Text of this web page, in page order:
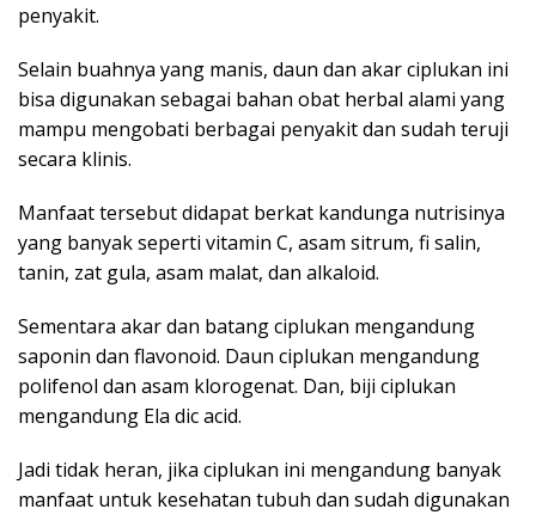
penyakit.
Selain buahnya yang manis, daun dan akar ciplukan ini
bisa digunakan sebagai bahan obat herbal alami yang
mampu mengobati berbagai penyakit dan sudah teruji
secara klinis.
Manfaat tersebut didapat berkat kandunga nutrisinya
yang banyak seperti vitamin C, asam sitrum, fi salin,
tanin, zat gula, asam malat, dan alkaloid.
Sementara akar dan batang ciplukan mengandung
saponin dan flavonoid. Daun ciplukan mengandung
polifenol dan asam klorogenat. Dan, biji ciplukan
mengandung Ela dic acid.
Jadi tidak heran, jika ciplukan ini mengandung banyak
manfaat untuk kesehatan tubuh dan sudah digunakan